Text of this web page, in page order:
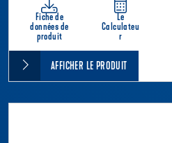
Fiche de
données de
produit
Le
Calculateu
r
AFFICHER LE PRODUIT